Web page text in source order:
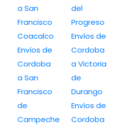
a San
Francisco
Coacalco
Envíos de
Cordoba
a San
Francisco
de
Campeche
del
Progreso
Envíos de
Cordoba
a Victoria
de
Durango
Envíos de
Cordoba